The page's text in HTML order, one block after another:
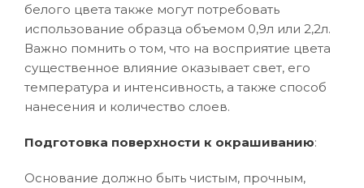
белого цвета также могут потребовать
использование образца объемом 0,9л или 2,2л.
Важно помнить о том, что на восприятие цвета
существенное влияние оказывает свет, его
температура и интенсивность, а также способ
нанесения и количество слоев.
Подготовка поверхности к окрашиванию:
Основание должно быть чистым, прочным,